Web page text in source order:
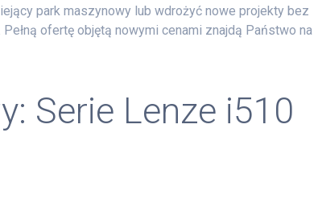
park maszynowy lub wdrożyć nowe projekty bez
ofertę objętą nowymi cenami znajdą Państwo na
Serie Lenze i510